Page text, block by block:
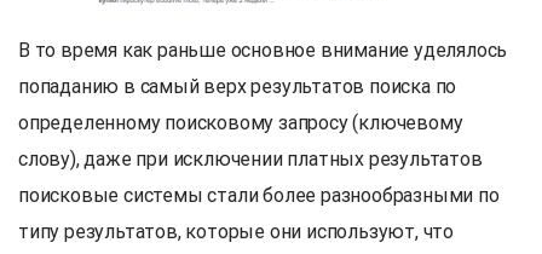
В то время как раньше основное внимание уделялось
попаданию в самый верх результатов поиска по
определенному поисковому запросу (ключевому
слову), даже при исключении платных результатов
поисковые системы стали более разнообразными по
типу результатов, которые они используют, что